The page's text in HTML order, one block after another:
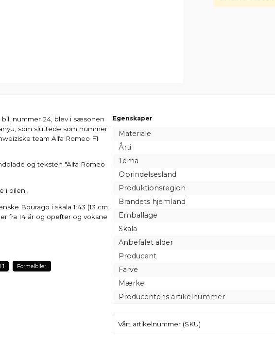
bil, nummer 24, blev i sæsonen
som sluttede som nummer
team Alfa Romeo F1
og teksten "Alfa Romeo
i bilen.
Bburago i skala 1:43 (13 cm
fra 14 år og opefter og voksne
1 Formelbiler
Egenskaper
Materiale
Årti
Tema
Oprindelsesland
Produktionsregion
Brandets hjemland
Emballage
Skala
Anbefalet alder
Producent
Farve
Mærke
Producentens artikelnummer
Vårt artikelnummer (SKU)